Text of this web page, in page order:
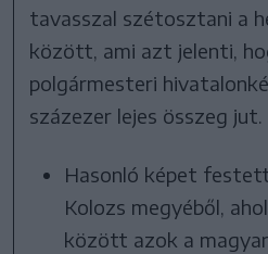
tavasszal szétosztani a
között, ami azt jelenti,
polgármesteri
százezer lejes összeg jut.
Hasonló képet
Kolozs megyéből,
között azok a